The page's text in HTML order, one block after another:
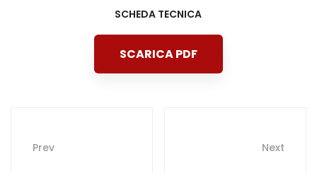
SCHEDA TECNICA
SCARICA PDF
Prev Next